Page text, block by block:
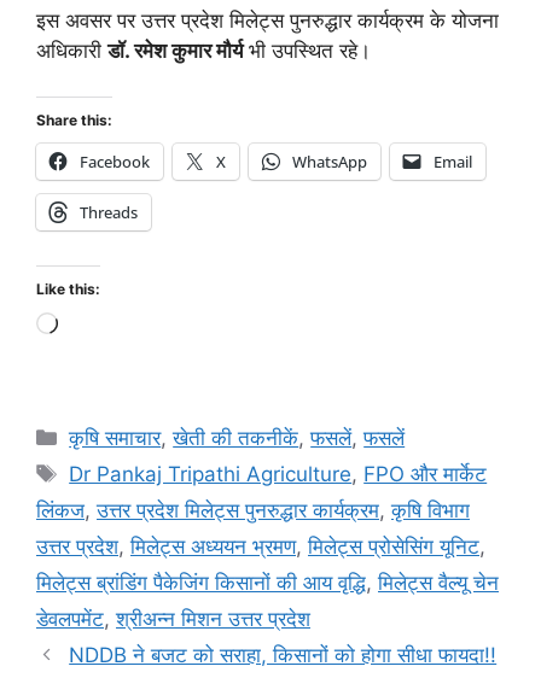
इस अवसर पर उत्तर प्रदेश मिलेट्स पुनरुद्धार कार्यक्रम के योजना
अधिकारीडॉ. रमेश कुमार मौर्यभी उपस्थित रहे।
Share this:
Facebook X WhatsApp Email
Threads
Like this:
कृषि समाचार,खेती की तकनीकें,फसलें,फसलें
Dr Pankaj Tripathi Agriculture, FPO और मार्केट
लिंकज,उत्तर प्रदेश मिलेट्स पुनरुद्धार कार्यक्रम,कृषि विभाग
उत्तर प्रदेश,मिलेट्स अध्ययन भ्रमण,मिलेट्स प्रोसेसिंग यूनिट,
मिलेट्स ब्रांडिंग पैकेजिंग किसानों की आय वृद्धि,मिलेट्स वैल्यू चेन
डेवलपमेंट,श्रीअन्न मिशन उत्तर प्रदेश
NDDB ने बजट को सराहा, किसानों को होगा सीधा फायदा!!